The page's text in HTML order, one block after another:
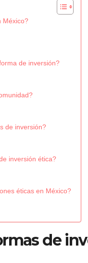
México?
de inversión?
de inversión?
inversión ética?
éticas en México?
de